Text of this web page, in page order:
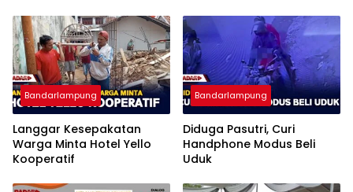
Bandarlampung
Langgar Kesepakatan
Warga Minta Hotel Yello
Kooperatif
Bandarlampung
Diduga Pasutri, Curi
Handphone Modus Beli
Uduk